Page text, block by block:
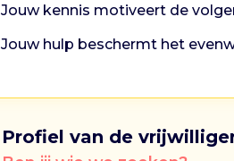
Jouw kennis motiveert de
Jouw hulp beschermt het
Profiel van de